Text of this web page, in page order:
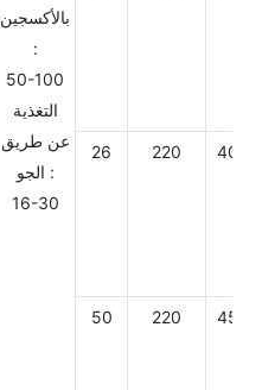
بالأكسجين
:
50-100
التغذية
عن طريق
الجو :
16-30
26 220 400
50 220 450